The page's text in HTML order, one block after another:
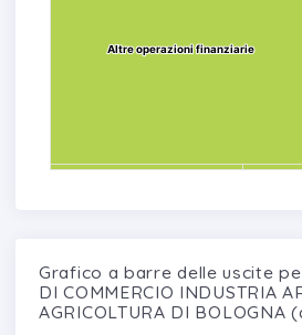
Altre operazioni finanziarie
Altre operazioni finanziarie
Grafico a barre delle uscite
DI COMMERCIO INDUSTRIA
AGRICOLTURA DI BOLOGNA